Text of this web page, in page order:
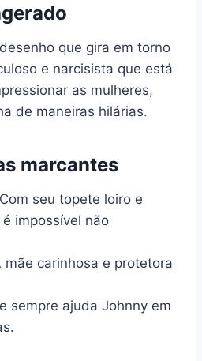
que gira em torno
e narcisista que está
as mulheres,
de maneiras hilárias.
marcantes
Com seu topete loiro e
impossível não
mãe carinhosa e protetora
sempre ajuda Johnny em